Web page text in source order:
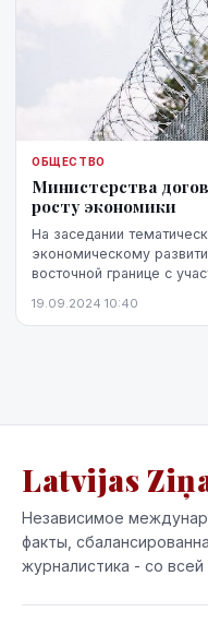
ОБЩЕСТВО
Министерства
росту экономики
На заседании
экономическому
восточной границе с
19.09.2024 10:40
Latvijas
Независимое
факты,
журналистика - со всей